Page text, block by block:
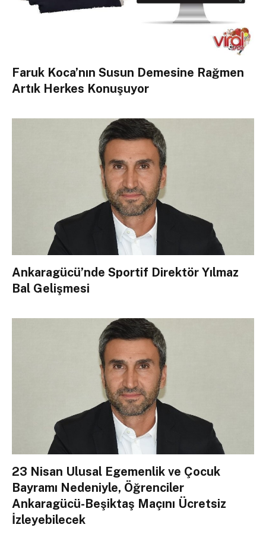
Faruk Koca’nın Susun Demesine Rağmen
Artık Herkes Konuşuyor
Ankaragücü’nde Sportif Direktör Yılmaz
Bal Gelişmesi
23 Nisan Ulusal Egemenlik ve Çocuk
Bayramı Nedeniyle, Öğrenciler
Ankaragücü-Beşiktaş Maçını Ücretsiz
İzleyebilecek